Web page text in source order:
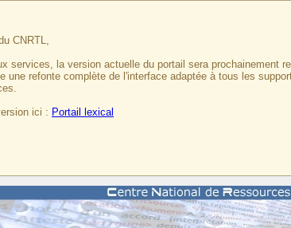
CNRTL,
services, la version actuelle du portail sera prochainement
une refonte complète de l'interface adaptée à tous les
ici : Portail lexical